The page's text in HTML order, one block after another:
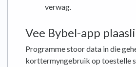
verwag.
Vee Bybel-app
Programme stoor data in die
korttermyngebruik op toestelle